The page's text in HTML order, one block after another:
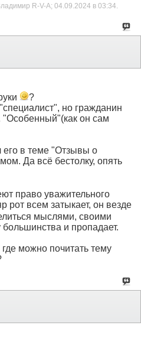
R-V-A; 04.09.2024 в 03:34.
?
но гражданин
он сам
его в теме "Отзывы о
Да всё бестолку, опять
право уважительного
рот всем затыкает, он везде
мыслями, своими
и пропадает.
можно почитать тему